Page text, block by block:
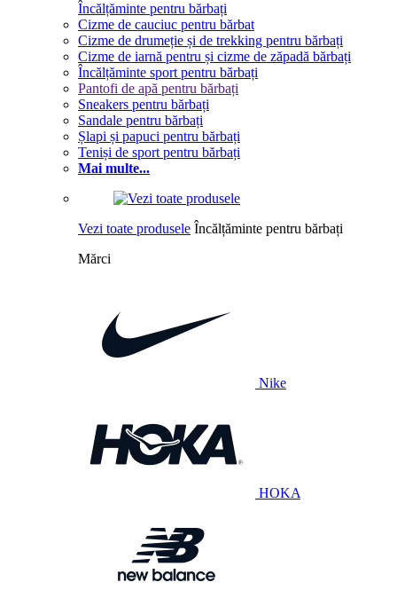
Încălțăminte pentru bărbați
Cizme de cauciuc pentru bărbat
Cizme de drumeție și de trekking pentru bărbați
Cizme de iarnă pentru și cizme de zăpadă bărbați
Încălțăminte sport pentru bărbați
Pantofi de apă pentru bărbați
Sneakers pentru bărbați
Sandale pentru bărbați
Șlapi și papuci pentru bărbați
Teniși de sport pentru bărbați
Mai multe...
Vezi toate produsele Încălțăminte pentru bărbați
Mărci
Nike
HOKA